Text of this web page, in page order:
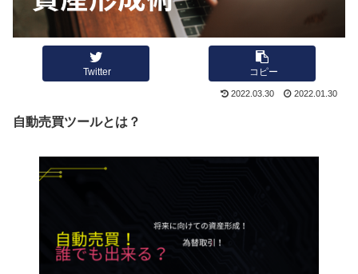
Twitter コピー
2022.03.30 2022.01.30
自動売買ツールとは？